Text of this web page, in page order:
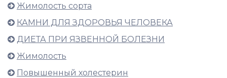
Жимолость сорта
КАМНИ ДЛЯ ЗДОРОВЬЯ ЧЕЛОВЕКА
ДИЕТА ПРИ ЯЗВЕННОЙ БОЛЕЗНИ
Жимолость
Повышенный холестерин